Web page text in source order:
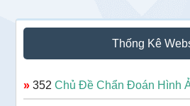
Thống Kê
» 352Chủ Đề Chẩn Đoán Hình